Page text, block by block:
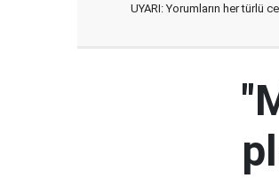
UYARI: Yorumların her türlü